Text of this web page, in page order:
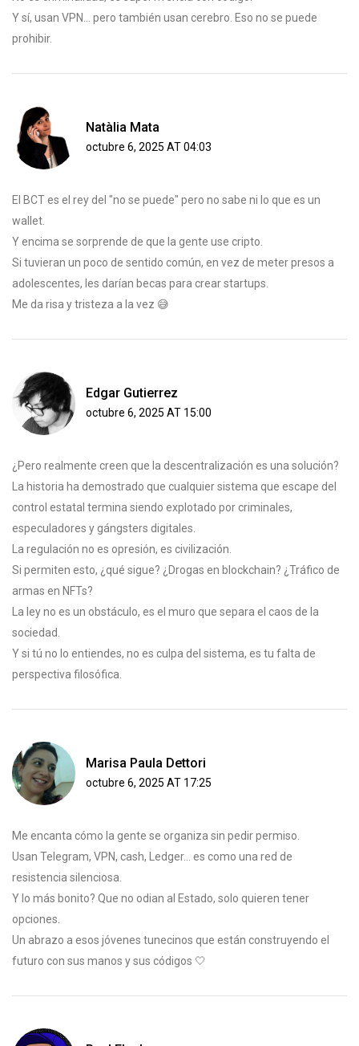
Y sí, usan VPN... pero también usan cerebro. Eso no se puede
prohibir.
Natàlia Mata
octubre 6, 2025 AT 04:03
El BCT es el rey del "no se puede" pero no sabe ni lo que es un
wallet.
Y encima se sorprende de que la gente use cripto.
Si tuvieran un poco de sentido común, en vez de meter presos a
adolescentes, les darían becas para crear startups.
Me da risa y tristeza a la vez 😅
Edgar Gutierrez
octubre 6, 2025 AT 15:00
¿Pero realmente creen que la descentralización es una solución?
La historia ha demostrado que cualquier sistema que escape del
control estatal termina siendo explotado por criminales,
especuladores y gángsters digitales.
La regulación no es opresión, es civilización.
Si permiten esto, ¿qué sigue? ¿Drogas en blockchain? ¿Tráfico de
armas en NFTs?
La ley no es un obstáculo, es el muro que separa el caos de la
sociedad.
Y si tú no lo entiendes, no es culpa del sistema, es tu falta de
perspectiva filosófica.
Marisa Paula Dettori
octubre 6, 2025 AT 17:25
Me encanta cómo la gente se organiza sin pedir permiso.
Usan Telegram, VPN, cash, Ledger... es como una red de
resistencia silenciosa.
Y lo más bonito? Que no odian al Estado, solo quieren tener
opciones.
Un abrazo a esos jóvenes tunecinos que están construyendo el
futuro con sus manos y sus códigos 🤍